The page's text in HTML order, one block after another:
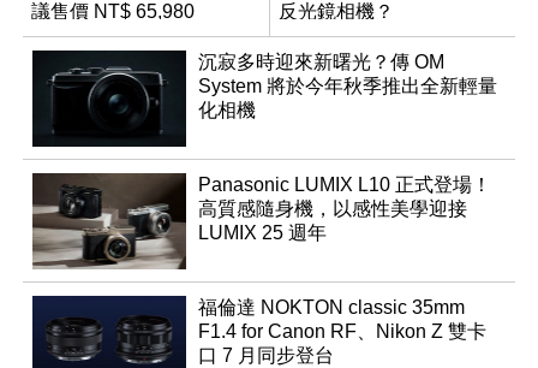
議售價 NT$ 65,980
反光鏡相機？
沉寂多時迎來新曙光？傳 OM
System 將於今年秋季推出全新輕量
化相機
Panasonic LUMIX L10 正式登場！
高質感隨身機，以感性美學迎接
LUMIX 25 週年
福倫達 NOKTON classic 35mm
F1.4 for Canon RF、Nikon Z 雙卡
口 7 月同步登台